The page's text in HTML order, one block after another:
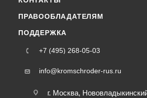
ПРАВООБЛАДАТЕЛЯМ
ПОДДЕРЖКА
+7 (495) 268-05-03
info@kromschroder-rus.ru
г. Москва,